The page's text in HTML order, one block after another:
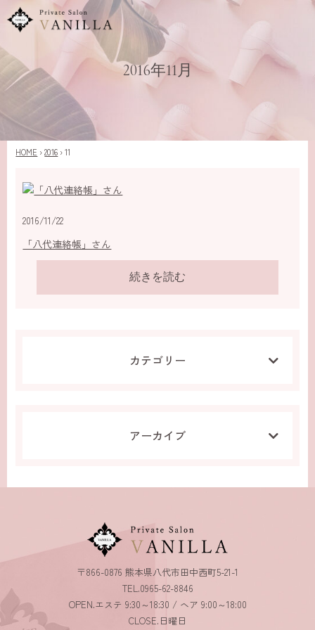
2016年11月
HOME › 2016 ›11
2016/11/22
「八代連絡帳」さん
続きを読む
カテゴリー
アーカイブ
〒866-0876 熊本県八代市田中西町5-21-1
TEL.0965-62-8846
OPEN.エステ 9:30～18:30 / ヘア 9:00～18:00
CLOSE.日曜日